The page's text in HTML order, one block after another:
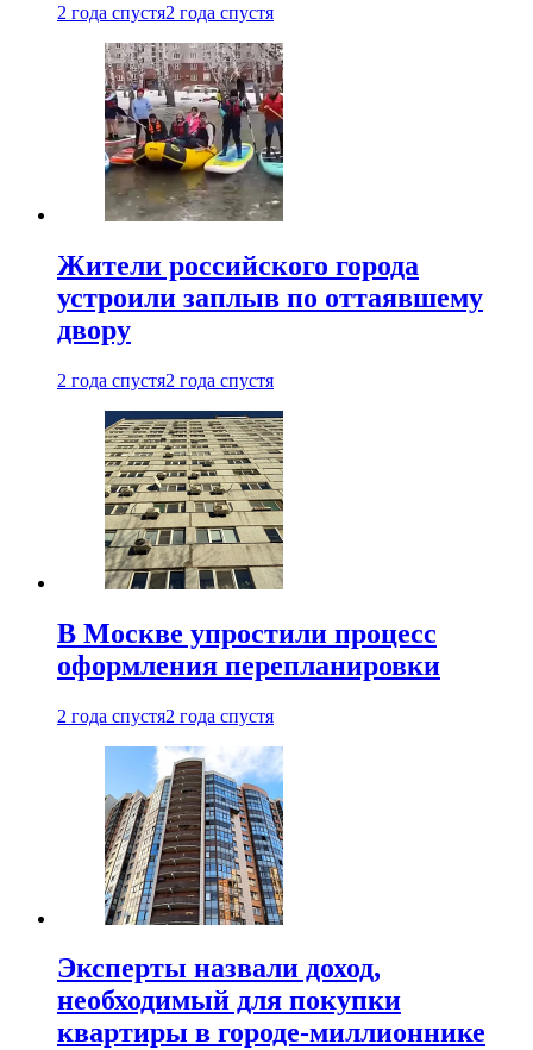
2 года спустя2 года спустя
Жители российского города
устроили заплыв по оттаявшему
двору
2 года спустя2 года спустя
В Москве упростили процесс
оформления перепланировки
2 года спустя2 года спустя
Эксперты назвали доход,
необходимый для покупки
квартиры в городе-миллионнике